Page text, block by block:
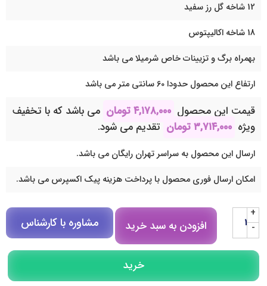
12 شاخه گل رز سفید
18 شاخه اکالیپتوس
بهمراه برگ و تزیینات خاص شرمیلا می باشد
ارتفاع این محصول حدودا 60 سانتی متر می باشد
قیمت این محصول ۴,۱۷۸,۰۰۰تومان می باشد که با تخفیف
ویژه ۳,۷۱۴,۰۰۰تومان تقدیم می شود.
ارسال این محصول به سراسر تهران رایگان می باشد.
امکان ارسال فوری محصول با پرداخت هزینه پیک اکسپرس می باشد.
+
-
افزودن به سبد خرید مشاوره با کارشناس
مشاوره در روبیکا
تلگرام
خرید